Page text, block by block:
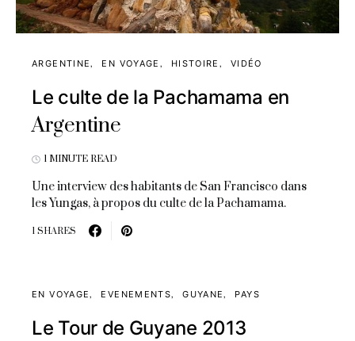
ARGENTINE EN VOYAGE HISTOIRE VIDÉO
Le culte de la Pachamama en
Argentine
1 MINUTE READ
Une interview des habitants de San Francisco dans
les Yungas, à propos du culte de la Pachamama.
1 SHARES
EN VOYAGE EVENEMENTS GUYANE PAYS
Le Tour de Guyane 2013